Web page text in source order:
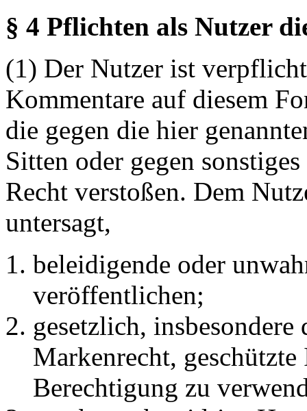
§ 4 Pflichten als Nutzer
(1) Der Nutzer ist
Kommentare auf diesem
die gegen die hier
Sitten oder gegen
Recht verstoßen. Dem
untersagt,
beleidigende oder
veröffentlichen;
gesetzlich,
Markenrecht, geschützte
Berechtigung zu